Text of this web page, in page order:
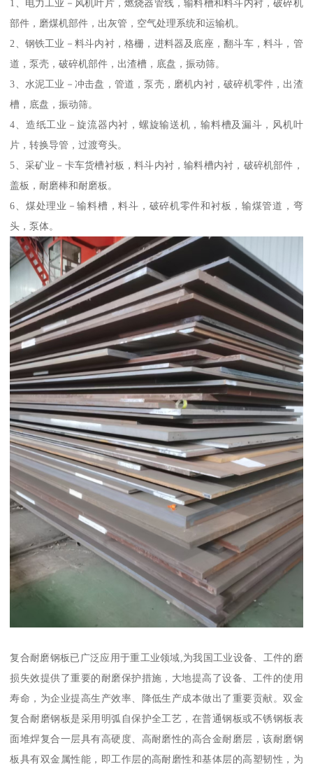
1、电力工业－风机叶片，燃烧器管线，输料槽和料斗内衬，破碎机
部件，磨煤机部件，出灰管，空气处理系统和运输机。
2、钢铁工业－料斗内衬，格栅，进料器及底座，翻斗车，料斗，管
道，泵壳，破碎机部件，出渣槽，底盘，振动筛。
3、水泥工业－冲击盘，管道，泵壳，磨机内衬，破碎机零件，出渣
槽，底盘，振动筛。
4、造纸工业－旋流器内衬，螺旋输送机，输料槽及漏斗，风机叶
片，转换导管，过渡弯头。
5、采矿业－卡车货槽衬板，料斗内衬，输料槽内衬，破碎机部件，
盖板，耐磨棒和耐磨板。
6、煤处理业－输料槽，料斗，破碎机零件和衬板，输煤管道，弯
头，泵体。
复合耐磨钢板已广泛应用于重工业领域,为我国工业设备、工件的磨
损失效提供了重要的耐磨保护措施，大地提高了设备、工件的使用
寿命，为企业提高生产效率、降低生产成本做出了重要贡献。双金
复合耐磨钢板是采用明弧自保护全工艺，在普通钢板或不锈钢板表
面堆焊复合一层具有高硬度、高耐磨性的高合金耐磨层，该耐磨钢
板具有双金属性能，即工作层的高耐磨性和基体层的高塑韧性，为